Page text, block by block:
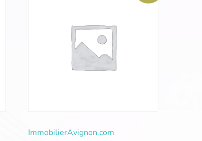
ImmobilierAvignon.com